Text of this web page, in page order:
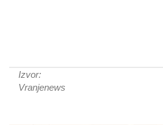
Izvor:
Vranjenews